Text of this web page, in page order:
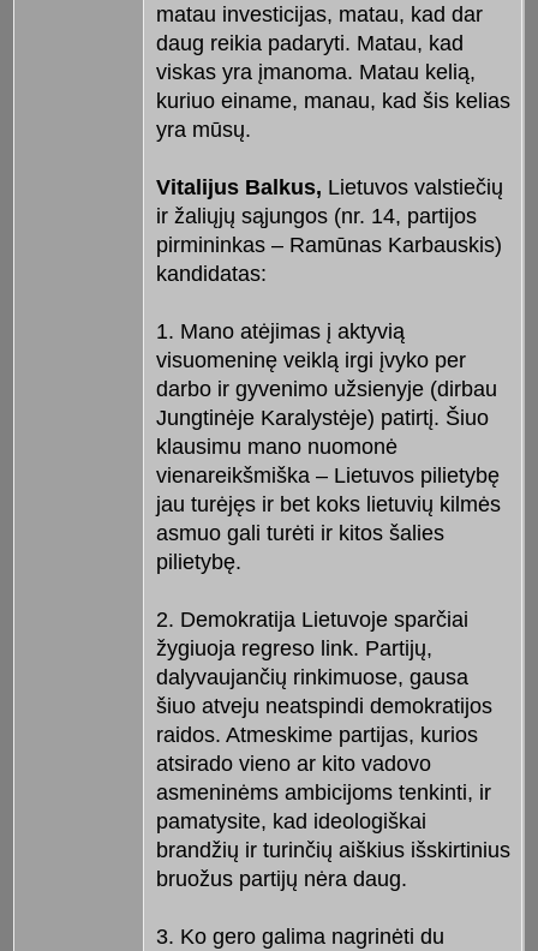
matau investicijas, matau, kad dar
daug reikia padaryti. Matau, kad
viskas yra įmanoma. Matau kelią,
kuriuo einame, manau, kad šis kelias
yra mūsų.
Vitalijus Balkus, Lietuvos valstiečių
ir žaliųjų sąjungos (nr. 14, partijos
pirmininkas – Ramūnas Karbauskis)
kandidatas:
1. Mano atėjimas į aktyvią
visuomeninę veiklą irgi įvyko per
darbo ir gyvenimo užsienyje (dirbau
Jungtinėje Karalystėje) patirtį. Šiuo
klausimu mano nuomonė
vienareikšmiška – Lietuvos pilietybę
jau turėjęs ir bet koks lietuvių kilmės
asmuo gali turėti ir kitos šalies
pilietybę.
2. Demokratija Lietuvoje sparčiai
žygiuoja regreso link. Partijų,
dalyvaujančių rinkimuose, gausa
šiuo atveju neatspindi demokratijos
raidos. Atmeskime partijas, kurios
atsirado vieno ar kito vadovo
asmeninėms ambicijoms tenkinti, ir
pamatysite, kad ideologiškai
brandžių ir turinčių aiškius išskirtinius
bruožus partijų nėra daug.
3. Ko gero galima nagrinėti du